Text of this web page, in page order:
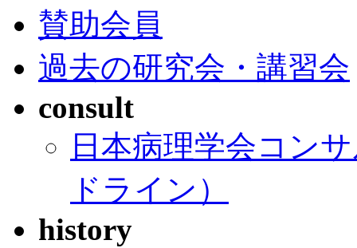
賛助会員
過去の研究会・講習会
consult
日本病理学会コン
ドライン）
history